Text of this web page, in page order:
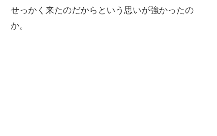
せっかく来たのだからという思いが強かったの
か。